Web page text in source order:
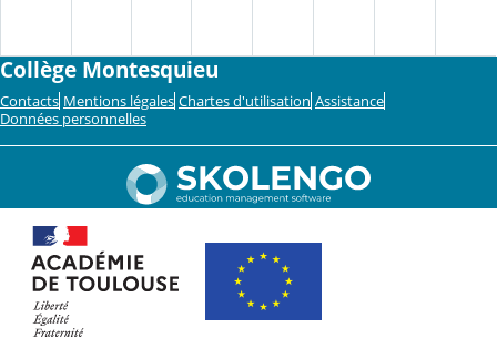
Collège Montesquieu
Contacts Mentions légales Chartes d'utilisation Assistance
Données personnelles